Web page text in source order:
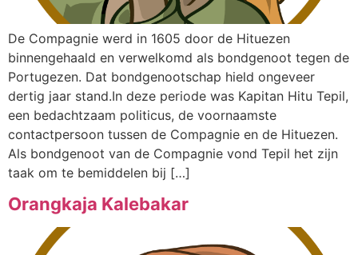
De Compagnie werd in 1605 door de Hituezen
binnengehaald en verwelkomd als bondgenoot tegen de
Portugezen. Dat bondgenootschap hield ongeveer
dertig jaar stand.In deze periode was Kapitan Hitu Tepil,
een bedachtzaam politicus, de voornaamste
contactpersoon tussen de Compagnie en de Hituezen.
Als bondgenoot van de Compagnie vond Tepil het zijn
taak om te bemiddelen bij […]
Orangkaja Kalebakar